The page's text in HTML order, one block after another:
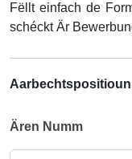
Fëllt einfach de
schéckt Är
Ären Numm